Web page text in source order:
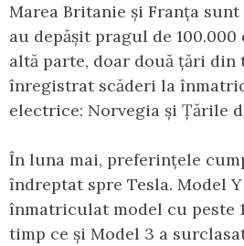
Marea Britanie și Franța
au depășit pragul de 100.000
altă parte, doar două țări din
înregistrat scăderi la
electrice: Norvegia și Țările
În luna mai, preferințele
îndreptat spre Tesla. Model
înmatriculat model cu peste
timp ce și Model 3 a